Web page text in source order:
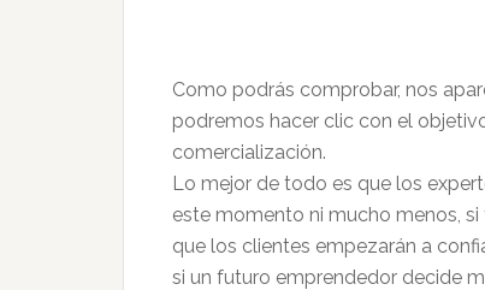
Como podrás comprobar, nos
podremos hacer clic con el
comercialización.
Lo mejor de todo es que los
este momento ni mucho menos,
que los clientes empezarán a
si un futuro emprendedor decide